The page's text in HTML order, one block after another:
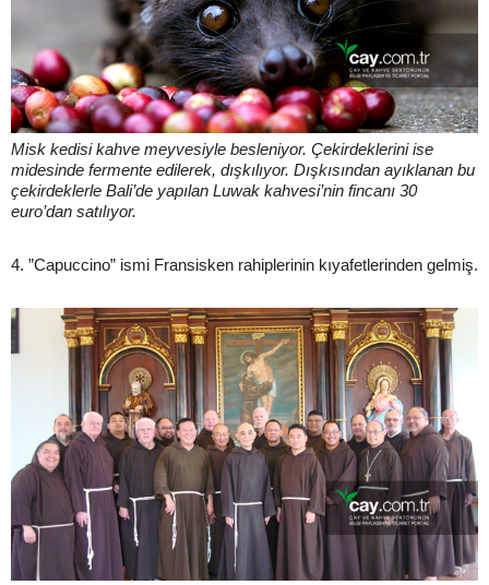
Misk kedisi kahve meyvesiyle besleniyor. Çekirdeklerini ise
midesinde fermente edilerek, dışkılıyor. Dışkısından ayıklanan bu
çekirdeklerle Bali’de yapılan Luwak kahvesi’nin fincanı 30
euro’dan satılıyor.
4. ”Capuccino” ismi Fransisken rahiplerinin kıyafetlerinden gelmiş.